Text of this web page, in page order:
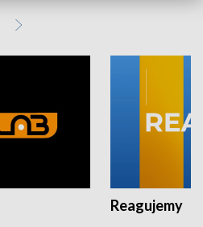
Reagujemy